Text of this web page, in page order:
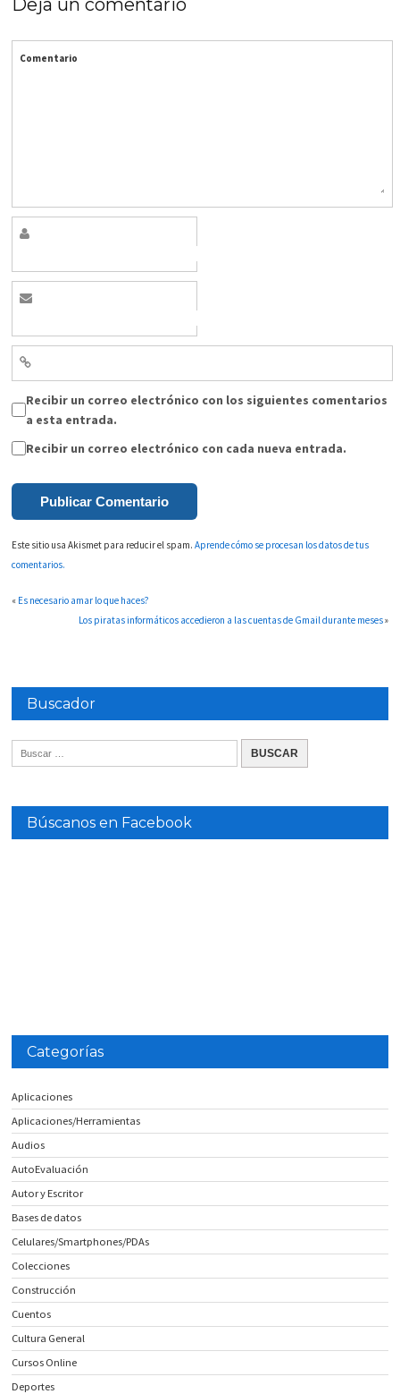
Comentario
Recibir un correo electrónico con los siguientes comentarios
a esta entrada.
Recibir un correo electrónico con cada nueva entrada.
Este sitio usa Akismet para reducir el spam.Aprende cómo se procesan los datos de tus
comentarios.
« Es necesario amar lo que haces?
Los piratas informáticos accedieron a las cuentas de Gmail durante meses»
Buscador
Búscanos en Facebook
Categorías
Aplicaciones
Aplicaciones/Herramientas
Audios
AutoEvaluación
Autor y Escritor
Bases de datos
Celulares/Smartphones/PDAs
Colecciones
Construcción
Cuentos
Cultura General
Cursos Online
Deportes